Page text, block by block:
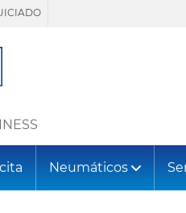
Neumáticos